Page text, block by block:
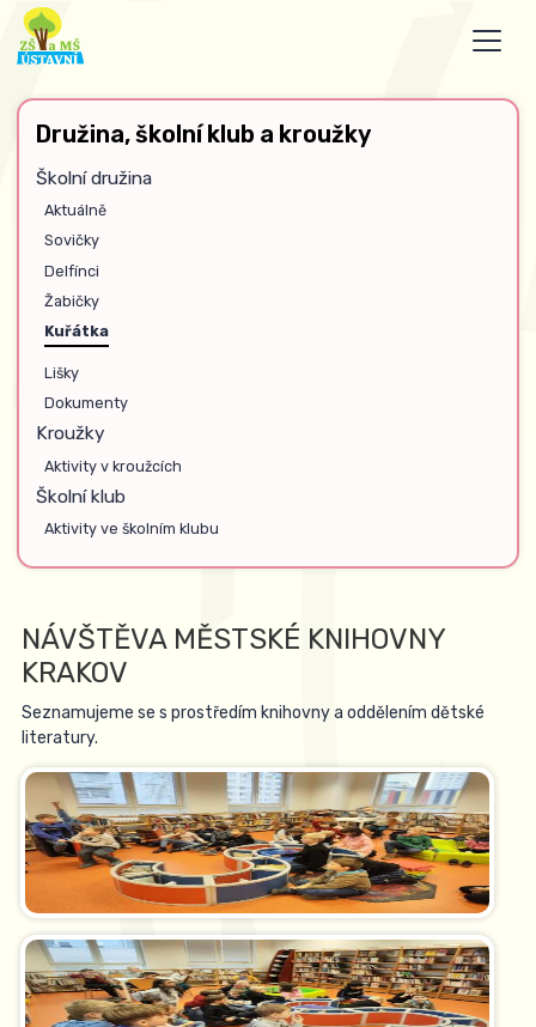
Družina, školní klub a kroužky
Školní družina
Aktuálně
Sovičky
Delfínci
Žabičky
Kuřátka
Lišky
Dokumenty
Kroužky
Aktivity v kroužcích
Školní klub
Aktivity ve školním klubu
NÁVŠTĚVA MĚSTSKÉ KNIHOVNY
KRAKOV
Seznamujeme se s prostředím knihovny a oddělením dětské
literatury.